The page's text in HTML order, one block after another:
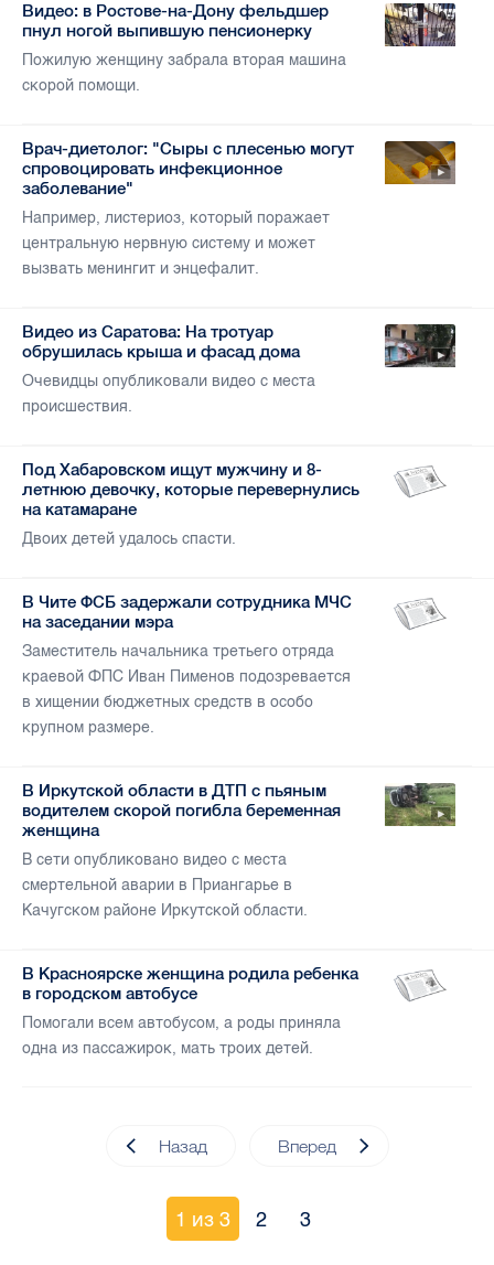
Видео: в Ростове-на-Дону фельдшер
пнул ногой выпившую пенсионерку
Пожилую женщину забрала вторая машина
скорой помощи.
Врач-диетолог: "Сыры с плесенью могут
спровоцировать инфекционное
заболевание"
Например, листериоз, который поражает
центральную нервную систему и может
вызвать менингит и энцефалит.
Видео из Саратова: На тротуар
обрушилась крыша и фасад дома
Очевидцы опубликовали видео с места
происшествия.
Под Хабаровском ищут мужчину и 8-
летнюю девочку, которые перевернулись
на катамаране
Двоих детей удалось спасти.
В Чите ФСБ задержали сотрудника МЧС
на заседании мэра
Заместитель начальника третьего отряда
краевой ФПС Иван Пименов подозревается
в хищении бюджетных средств в особо
крупном размере.
В Иркутской области в ДТП с пьяным
водителем скорой погибла беременная
женщина
В сети опубликовано видео с места
смертельной аварии в Приангарье в
Качугском районе Иркутской области.
В Красноярске женщина родила ребенка
в городском автобусе
Помогали всем автобусом, а роды приняла
одна из пассажирок, мать троих детей.
Назад Вперед
1 из 3 2 3